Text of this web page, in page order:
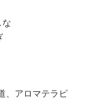
な
、アロマテラピ